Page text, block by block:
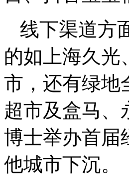
线下渠道方
的如上海久光
市，还有绿地
超市及盒马、
博士举办首届
他城市下沉。